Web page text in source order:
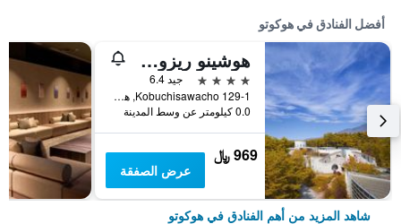
أفضل الفنادق في هوكوتو
هوشينو ريزورتس ريسونير ياتسوجاتاكي
4 نجوم
جيد 6.4
129-1 Kobuchisawacho, هوكوتو, اليابان
0.0 كيلومتر عن وسط المدينة
969 ﷼
عرض الصفقة
شاهد المزيد من أهم الفنادق في هوكوتو